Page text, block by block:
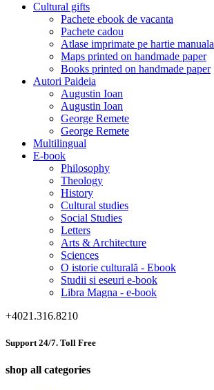
Cultural gifts
Pachete ebook de vacanta
Pachete cadou
Atlase imprimate pe hartie manuala
Maps printed on handmade paper
Books printed on handmade paper
Autori Paideia
Augustin Ioan
Augustin Ioan
George Remete
George Remete
Multilingual
E-book
Philosophy
Theology
History
Cultural studies
Social Studies
Letters
Arts & Architecture
Sciences
O istorie culturală - Ebook
Studii si eseuri e-book
Libra Magna - e-book
+4021.316.8210
Support 24/7. Toll Free
shop all categories